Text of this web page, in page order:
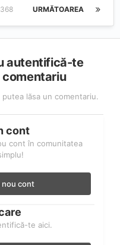
URMĂTOAREA
autentifică-te
lăsa un comentariu.
cont
cont în comunitatea
cont
te aici.